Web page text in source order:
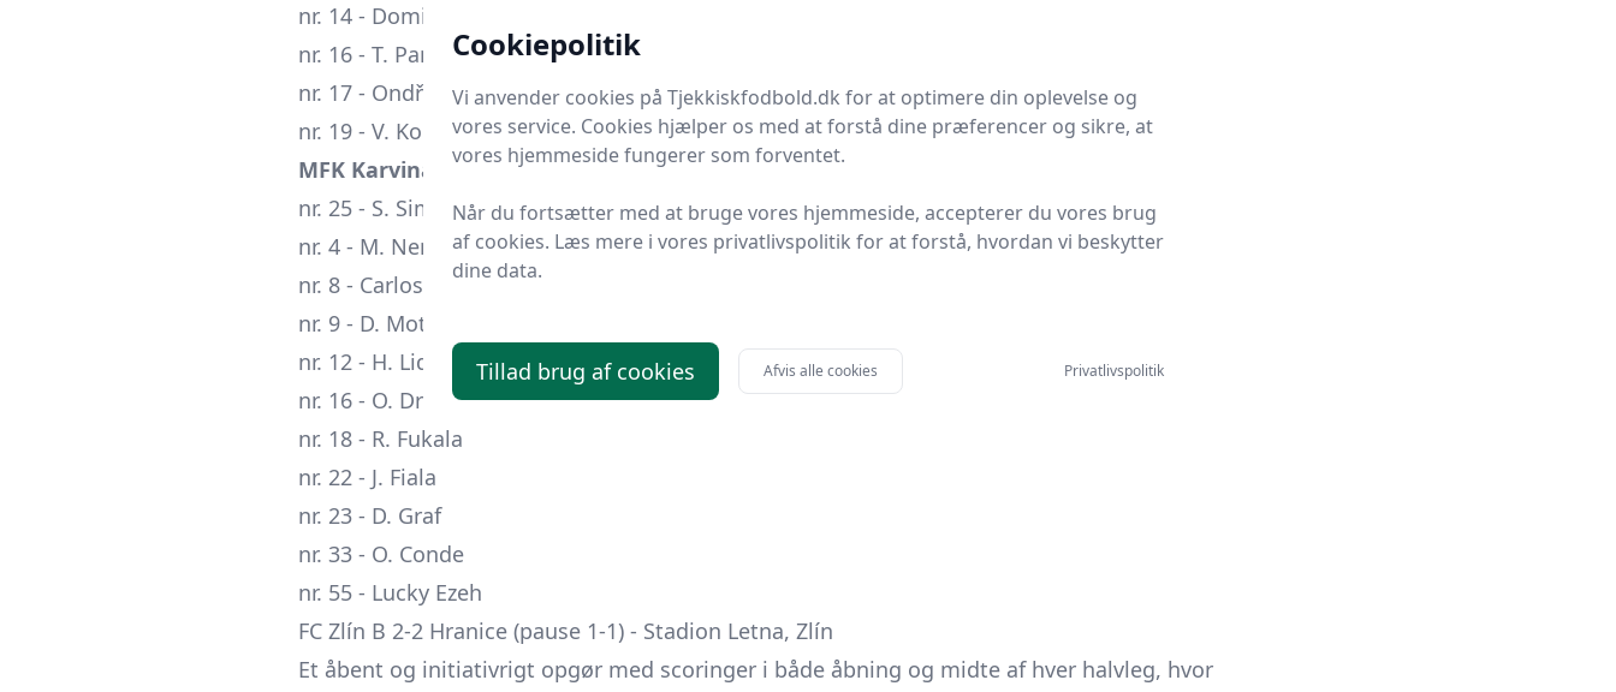
nr. 14 - Dominik Mládek
nr. 16 - T. Pantok
nr. 17 - Ondřej Moučka
nr. 19 - V. Kolaska
MFK Karviná B
nr. 25 - S. Simecek
nr. 4 - M. Nemec
nr. 8 - Carlos Eduardo Bertolassi da Silva
nr. 9 - D. Motycka
nr. 12 - H. Lidah
nr. 16 - O. Drobek
nr. 18 - R. Fukala
nr. 22 - J. Fiala
nr. 23 - D. Graf
nr. 33 - O. Conde
nr. 55 - Lucky Ezeh
FC Zlín B 2-2 Hranice (pause 1-1) - Stadion Letna, Zlín
Et åbent og initiativrigt opgør med scoringer i både åbning og midte af hver halvleg, hvor
Cookiepolitik
Vi anvender cookies på Tjekkiskfodbold.dk for at optimere din oplevelse og
vores service. Cookies hjælper os med at forstå dine præferencer og sikre, at
vores hjemmeside fungerer som forventet.
Når du fortsætter med at bruge vores hjemmeside, accepterer du vores brug
af cookies. Læs mere i vores privatlivspolitik for at forstå, hvordan vi beskytter
dine data.
Tillad brug af cookies Afvis alle cookies Privatlivspolitik